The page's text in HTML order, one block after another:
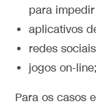
para
aplicativos
redes
jogos on-line;
Para os casos